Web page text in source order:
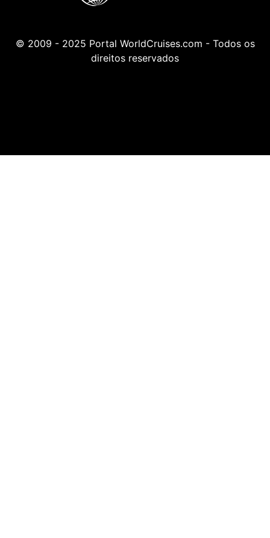
© 2009 - 2025 Portal WorldCruises.com - Todos os
direitos reservados